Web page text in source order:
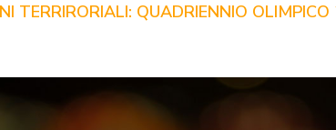
TERRIRORIALI: QUADRIENNIO